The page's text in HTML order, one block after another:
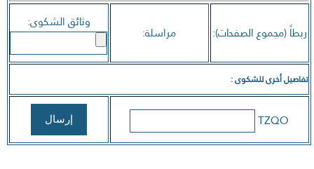
ربطاً (مجموع الصفحات): مراسلة:
وثائق الشكوى:
تفاصيل أخرى للشكوى :
TZQO